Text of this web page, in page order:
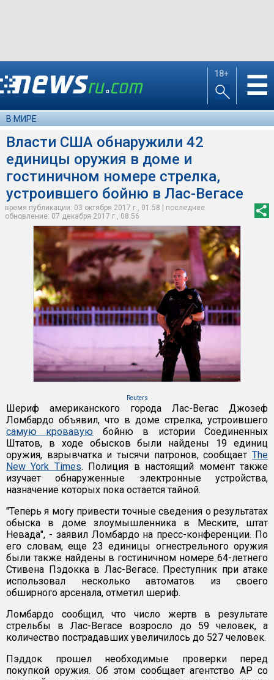
18+ ☰
В МИРЕ
Власти США обнаружили 42
единицы оружия в доме и
гостиничном номере стрелка,
устроившего бойню в Лас-Вегасе
время публикации: 03 октября 2017 г., 01:58 | последнее
обновление: 07 декабря 2017 г., 08:56
Reuters
Шериф американского города Лас-Вегас Джозеф
Ломбардо объявил, что в доме стрелка, устроившего
самую кровавую бойню в истории Соединенных
Штатов, в ходе обысков были найдены 19 единиц
оружия, взрывчатка и тысячи патронов, сообщает The
New York Times. Полиция в настоящий момент также
изучает обнаруженные электронные устройства,
назначение которых пока остается тайной.
"Теперь я могу привести точные сведения о результатах
обыска в доме злоумышленника в Меските, штат
Невада", - заявил Ломбардо на пресс-конференции. По
его словам, еще 23 единицы огнестрельного оружия
были также найдены в гостиничном номере 64-летнего
Стивена Пэдокка в Лас-Вегасе. Преступник при атаке
использовал несколько автоматов из своего
обширного арсенала, отметил шериф.
Ломбардо сообщил, что число жертв в результате
стрельбы в Лас-Вегасе возросло до 59 человек, а
количество пострадавших увеличилось до 527 человек.
Пэддок прошел необходимые проверки перед
покупкой оружия. Об этом сообщает агентство AP со